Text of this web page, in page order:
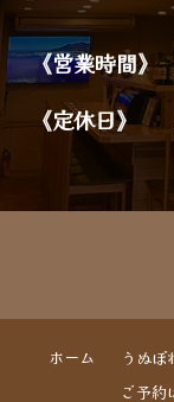
《営業時間》
《定休日》
ホーム うぬぼ
ご予約